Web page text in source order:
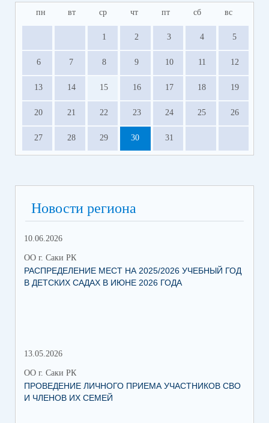
пн вт ср чт пт сб вс
1 2 3 4 5
6 7 8 9 10 11 12
13 14 15 16 17 18 19
20 21 22 23 24 25 26
27 28 29 30 31
Новости региона
10.06.2026
ОО г. Саки РК
РАСПРЕДЕЛЕНИЕ МЕСТ НА 2025/2026 УЧЕБНЫЙ ГОД
В ДЕТСКИХ САДАХ В ИЮНЕ 2026 ГОДА
13.05.2026
ОО г. Саки РК
ПРОВЕДЕНИЕ ЛИЧНОГО ПРИЕМА УЧАСТНИКОВ СВО
И ЧЛЕНОВ ИХ СЕМЕЙ